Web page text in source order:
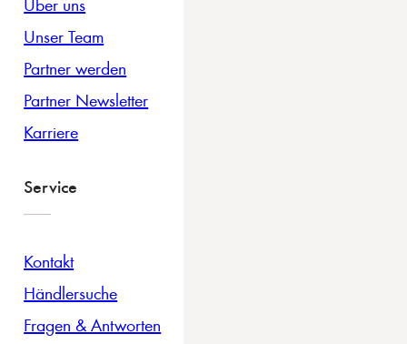
Unser Team
Partner werden
Partner Newsletter
Karriere
Service
Kontakt
Händlersuche
Fragen & Antworten